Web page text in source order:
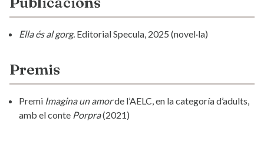
Ella és al gorg. Editorial Specula, 2025 (novel·la)
Premis
Premi Imagina un amorde l’AELC, en la categoría d’adults,
amb el conte Porpra(2021)